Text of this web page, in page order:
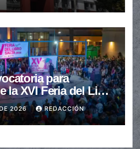
para
la XVI Feria del Libro
2026 REDACCIÓN